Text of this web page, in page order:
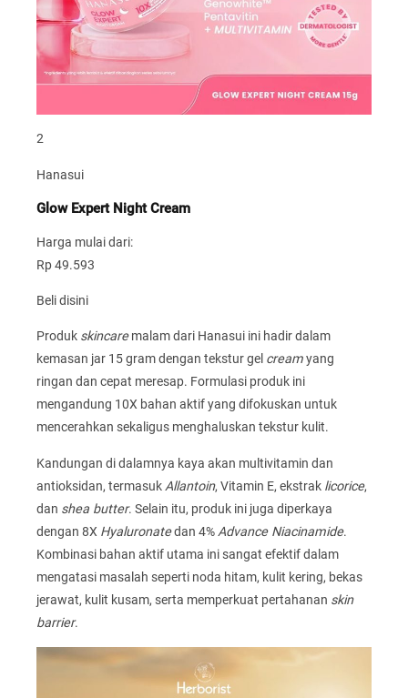
2
Hanasui
Glow Expert Night Cream
Harga mulai dari:
Rp 49.593
Beli disini
Produk skincaremalam dari Hanasui ini hadir dalam
kemasan jar 15 gram dengan tekstur gel creamyang
ringan dan cepat meresap. Formulasi produk ini
mengandung 10X bahan aktif yang difokuskan untuk
mencerahkan sekaligus menghaluskan tekstur kulit.
Kandungan di dalamnya kaya akan multivitamin dan
antioksidan, termasuk Allantoin, Vitamin E, ekstrak licorice,
dan shea butter. Selain itu, produk ini juga diperkaya
dengan 8X Hyaluronatedan 4% Advance Niacinamide.
Kombinasi bahan aktif utama ini sangat efektif dalam
mengatasi masalah seperti noda hitam, kulit kering, bekas
jerawat, kulit kusam, serta memperkuat pertahanan skin
barrier.